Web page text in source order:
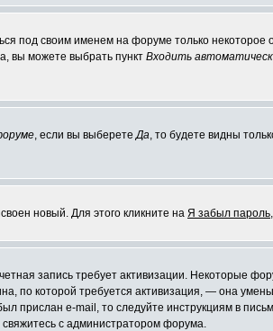
под своим именем на форуме только некоторое
вы можете выбрать пункт Входить
, если вы выберетеДа, то будете видны
новый. Для этого кликните на Я забыл пароль
запись требует активизации. Некоторые
по которой требуется активизация, — она
прислан e-mail, то следуйте инструкциям в
с администратором форума.